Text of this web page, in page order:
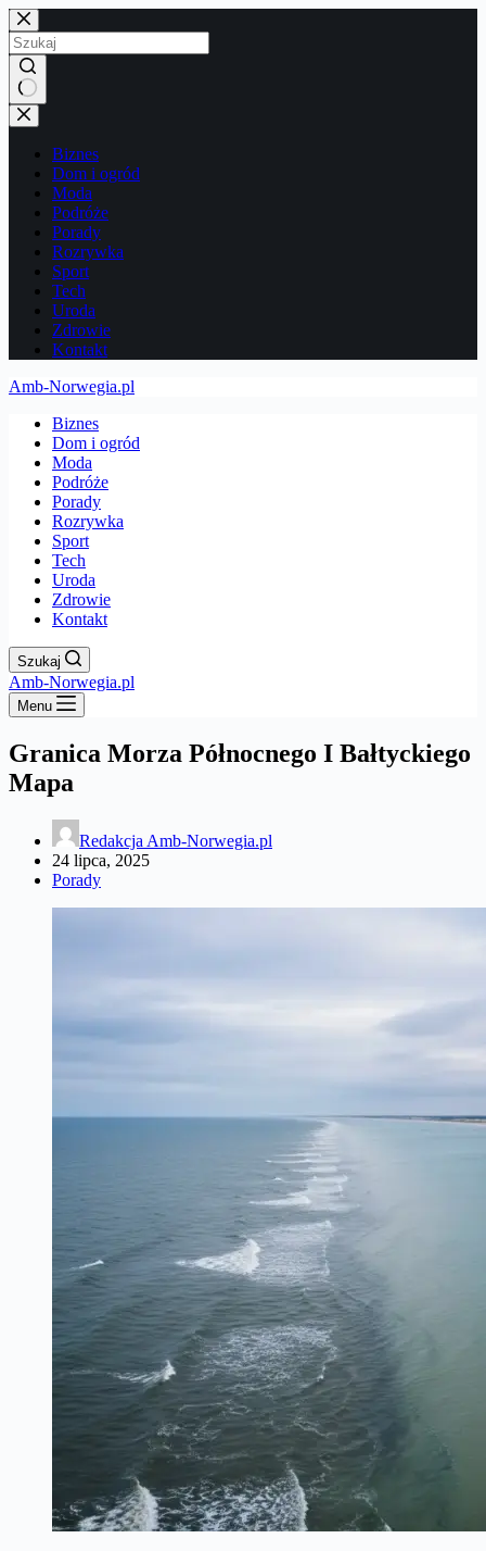
Przejdź
do
treści
Brak
wyników
Biznes
Dom i ogród
Moda
Podróże
Porady
Rozrywka
Sport
Tech
Uroda
Zdrowie
Kontakt
Amb-Norwegia.pl
Biznes
Dom i ogród
Moda
Podróże
Porady
Rozrywka
Sport
Tech
Uroda
Zdrowie
Kontakt
Szukaj
Amb-Norwegia.pl
Menu
Granica Morza Północnego I Bałtyckiego
Mapa
Redakcja Amb-Norwegia.pl
24 lipca, 2025
Porady